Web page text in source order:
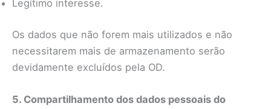
Legítimo interesse.
Os dados que não forem mais utilizados e não
necessitarem mais de armazenamento serão
devidamente excluídos pela OD.
5. Compartilhamento dos dados pessoais do